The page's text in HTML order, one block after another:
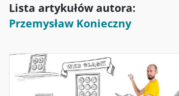
Lista artykułów autora:
Przemysław Konieczny